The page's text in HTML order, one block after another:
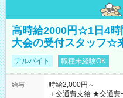
高時給2000円☆1日4時
大会の受付スタッフ☆
アルバイト 職種未経験OK
給与
時給2,000円～
＋交通費支給 ★交通費一部支給！ ┗1日500円を超えた分は全額